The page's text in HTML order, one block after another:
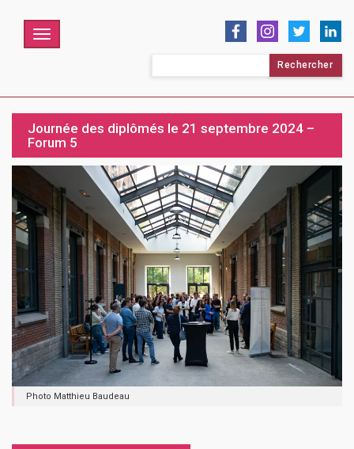
Menu
Journée des diplômés le 21 septembre 2024 –
Forum 5
Photo Matthieu Baudeau